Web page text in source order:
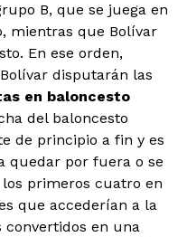
B, que se juega en
mientras que Bolívar
En ese orden,
disputarán las
en baloncesto
del baloncesto
de principio a fin y es
quedar por fuera o se
primeros cuatro en
que accederían a la
convertidos en una